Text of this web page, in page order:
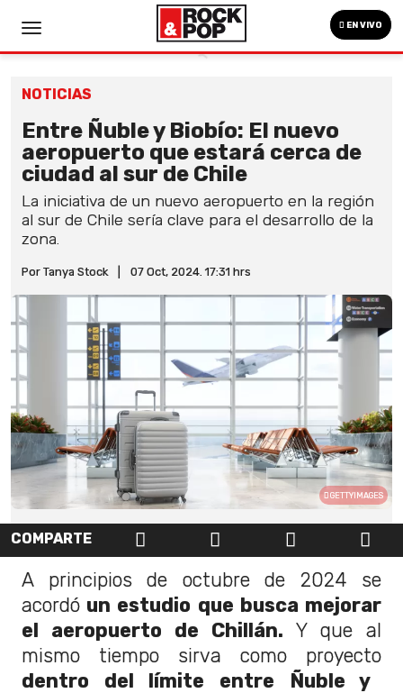
EN VIVO
NOTICIAS
Entre Ñuble y Biobío: El nuevo
aeropuerto que estará cerca de
ciudad al sur de Chile
La iniciativa de un nuevo aeropuerto en la región
al sur de Chile sería clave para el desarrollo de la
zona.
Por Tanya Stock 07 Oct, 2024. 17:31 hrs
GETTYIMAGES
COMPARTE
A principios de octubre de 2024 se
acordó un estudio que busca mejorar
el aeropuerto de Chillán. Y que al
mismo tiempo sirva como proyecto
dentro del límite entre Ñuble y